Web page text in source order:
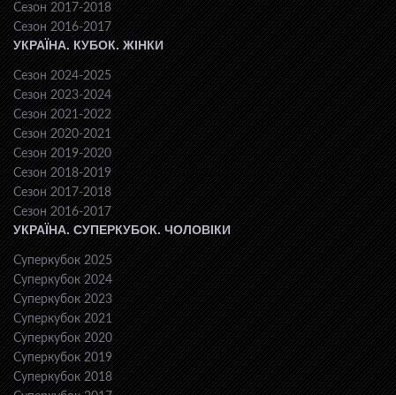
Сезон 2017-2018
Сезон 2016-2017
УКРАЇНА. КУБОК. ЖІНКИ
Сезон 2024-2025
Сезон 2023-2024
Сезон 2021-2022
Сезон 2020-2021
Сезон 2019-2020
Сезон 2018-2019
Сезон 2017-2018
Сезон 2016-2017
УКРАЇНА. СУПЕРКУБОК. ЧОЛОВІКИ
Суперкубок 2025
Суперкубок 2024
Суперкубок 2023
Суперкубок 2021
Суперкубок 2020
Суперкубок 2019
Суперкубок 2018